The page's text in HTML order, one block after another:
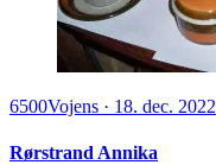
6500Vojens · 18. dec. 2022
Rørstrand Annika